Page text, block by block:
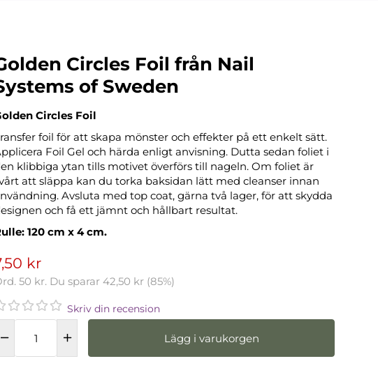
Circles Foil från Nail
of Sweden
Circles Foil
foil för att skapa mönster och effekter på ett enkelt sätt.
Foil Gel och härda enligt anvisning. Dutta sedan foliet i
klibbiga ytan tills motivet överförs till nageln. Om foliet är
att släppa kan du torka baksidan lätt med cleanser innan
Avsluta med top coat, gärna två lager, för att skydda
och få ett jämnt och hållbart resultat.
120 cm x 4 cm.
kr
50 kr. Du sparar 42,50 kr (85%)
Skriv din recension
Lägg i varukorgen